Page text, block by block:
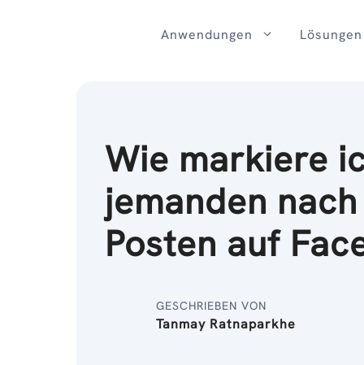
Anwendungen Lösungen
Wie markiere
jemanden
Posten auf
GESCHRIEBEN VON
Tanmay Ratnaparkhe